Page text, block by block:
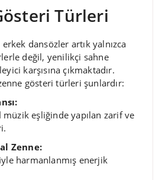
Türleri
dansözler artık yalnızca
değil, yenilikçi sahne
karşısına çıkmaktadır.
gösteri türleri şunlardır:
eşliğinde yapılan zarif ve
Zenne:
harmanlanmış enerjik